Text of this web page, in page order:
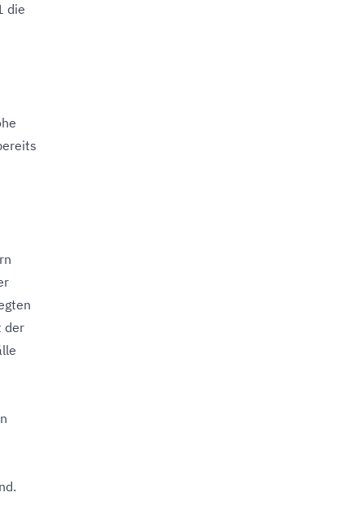
die
der